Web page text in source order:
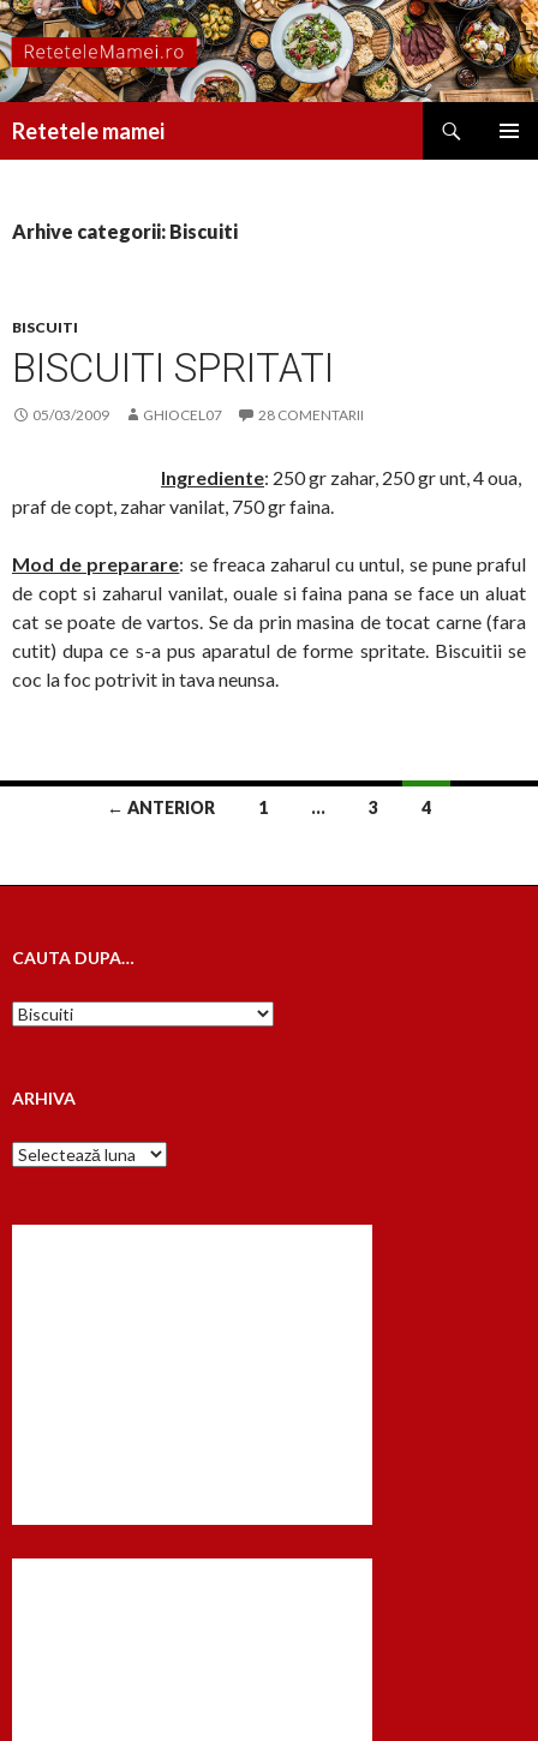
Retetele mamei
Arhive categorii: Biscuiti
BISCUITI
BISCUITI SPRITATI
05/03/2009 GHIOCEL07 28 COMENTARII
Ingrediente: 250 gr zahar, 250 gr unt, 4 oua,
praf de copt, zahar vanilat, 750 gr faina.
Mod de preparare: se freaca zaharul cu untul, se pune praful
de copt si zaharul vanilat, ouale si faina pana se face un aluat
cat se poate de vartos. Se da prin masina de tocat carne (fara
cutit) dupa ce s-a pus aparatul de forme spritate. Biscuitii se
coc la foc potrivit in tava neunsa.
Navigare
articole
← ANTERIOR 1 … 3 4
CAUTA DUPA…
Cauta
dupa…
ARHIVA
Arhiva